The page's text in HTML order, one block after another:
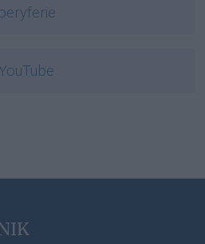
peryferie
YouTube